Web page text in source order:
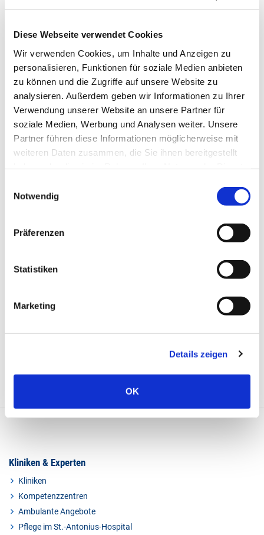
Diese Webseite verwendet Cookies
Wir verwenden Cookies, um Inhalte und Anzeigen zu
personalisieren, Funktionen für soziale Medien anbieten
zu können und die Zugriffe auf unsere Website zu
analysieren. Außerdem geben wir Informationen zu Ihrer
Verwendung unserer Website an unsere Partner für
soziale Medien, Werbung und Analysen weiter. Unsere
Partner führen diese Informationen möglicherweise mit
weiteren Daten zusammen, die Sie ihnen bereitgestellt
Notwendig
Präferenzen
Statistiken
Marketing
Details zeigen
OK
Regionales Traumazentrum im
TraumaNetzwerk® EURegio Aachen
St.-Antonius-Hospital gGmbH
02403 76 - 1207
KONTAKTFORMULAR
Kliniken & Experten
Kliniken
Kompetenzzentren
Ambulante Angebote
Pflege im St.-Antonius-Hospital